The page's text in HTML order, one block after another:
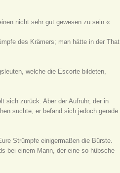
nicht sehr gut gewesen zu sein.«
des Krämers; man hätte in der That
welche die Escorte bildeten,
sich zurück. Aber der Aufruhr, der in
suchte; er befand sich jedoch gerade
Strümpfe einigermaßen die Bürste.
bei einem Mann, der eine so hübsche